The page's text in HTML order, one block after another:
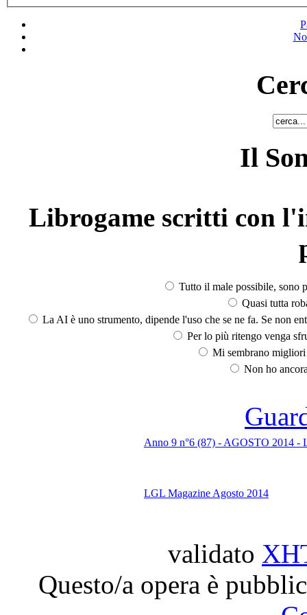
Il
Librogame scritti con
Tutto il male possibile, sono
Quasi tutta
La AI è uno strumento, dipende l'uso che se ne fa. Se non
Per lo più ritengo venga
Mi sembrano
Non ho
Anno 9 n°6 (87) - AGOSTO 2014 -
LGL Magazine Agosto 2014
validato
Questo/a opera è